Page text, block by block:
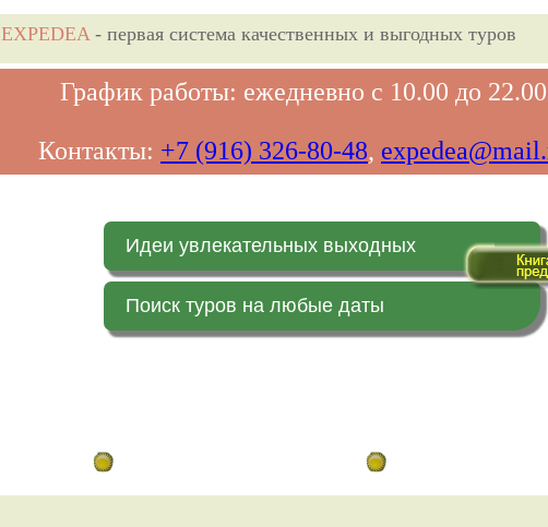
EXPEDEA- первая система качественных и выгодных туров
График работы: ежедневно с 10.00 до 22.00
Контакты: +7 (916) 326-80-48,
Идеи увлекательных выходных
Поиск туров на любые даты